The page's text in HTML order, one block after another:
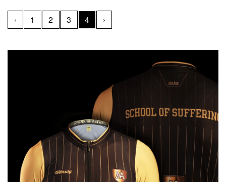
Azrul bercerita banyak hal tentang olahraga bersepeda pada
masa pandemi coronavirus.
‹ 1 2 3 4 ›